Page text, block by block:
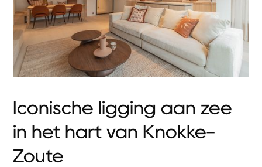
Iconische ligging aan zee
in het hart van Knokke-
Zoute